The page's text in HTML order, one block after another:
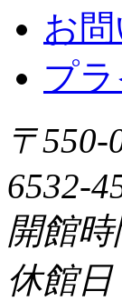
お
プ
〒
6532-
開館
休館